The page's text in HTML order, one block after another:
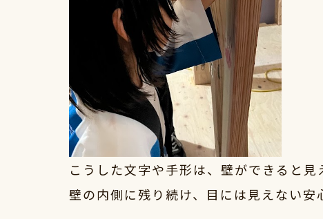
こうした文字や手形は、壁ができると
壁の内側に残り続け、目には見えない安